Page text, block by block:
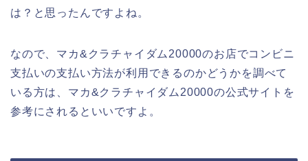
は？と思ったんですよね。
なので、マカ&クラチャイダム20000のお店でコンビニ
支払いの支払い方法が利用できるのかどうかを調べて
いる方は、マカ&クラチャイダム20000の公式サイトを
参考にされるといいですよ。